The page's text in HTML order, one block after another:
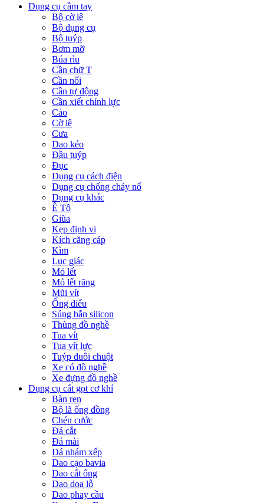
Dụng cụ cầm tay
Bộ cờ lê
Bộ dụng cụ
Bộ tuýp
Bơm mỡ
Búa rìu
Cần chữ T
Cần nối
Cần tự động
Cần xiết chỉnh lực
Cảo
Cờ lê
Cưa
Dao kéo
Đầu tuýp
Đục
Dụng cụ cách điện
Dụng cụ chống cháy nổ
Dụng cụ khác
Ê Tô
Giũa
Kẹp định vị
Kích căng cáp
Kìm
Lục giác
Mỏ lết
Mỏ lết răng
Mũi vít
Ống điếu
Súng bắn silicon
Thùng đồ nghề
Tua vít
Tua vít lực
Tuýp đuôi chuột
Xe có đồ nghề
Xe đựng đồ nghề
Dụng cụ cắt gọt cơ khí
Bàn ren
Bộ lã ống đồng
Chén cước
Đá cắt
Đá mài
Đá nhám xếp
Dao cạo bavia
Dao cắt ống
Dao doa lỗ
Dao phay cầu